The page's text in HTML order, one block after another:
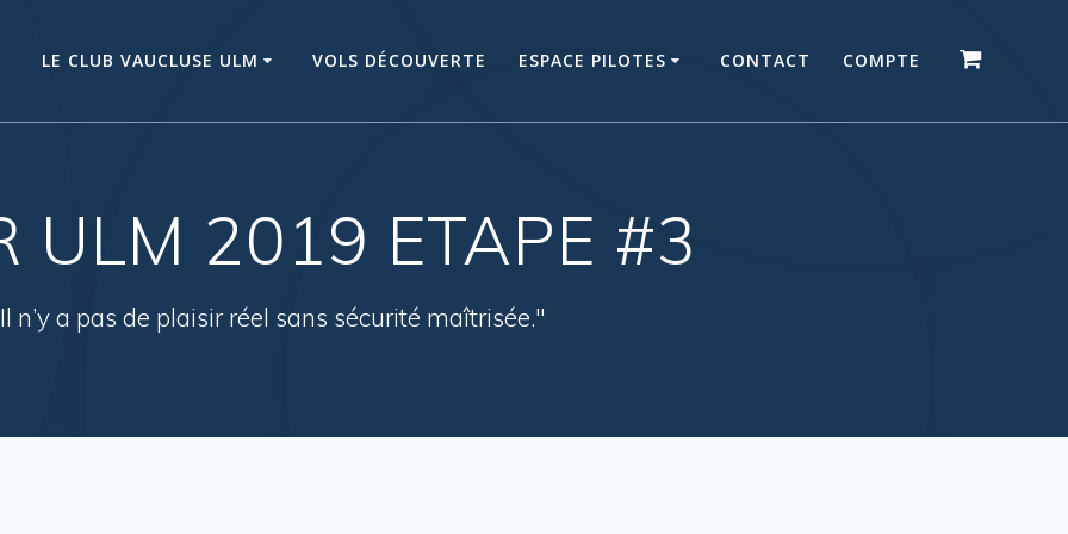
LE CLUB VAUCLUSE ULM VOLS DÉCOUVERTE ESPACE PILOTES CONTACT COMPTE
ULM 2019 ETAPE #3
n’y a pas de plaisir réel sans sécurité maîtrisée."